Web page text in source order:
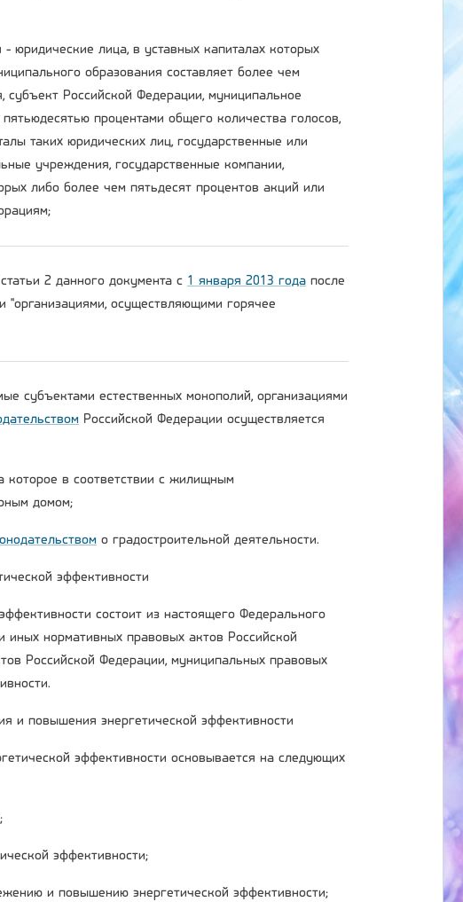
юридические лица, в уставных капиталах которых
образования составляет более чем
Российской Федерации, муниципальное
процентами общего количества голосов,
таких юридических лиц, государственные или
учреждения, государственные компании,
либо более чем пятьдесят процентов акций или
2 данного документа с 1 января 2013 года после
"организациями, осуществляющими горячее
субъектами естественных монополий, организациями
Российской Федерации осуществляется
которое в соответствии с жилищным
домом;
о градостроительной деятельности.
эффективности
состоит из настоящего Федерального
иных нормативных правовых актов Российской
Российской Федерации, муниципальных правовых
и повышения энергетической эффективности
эффективности основывается на следующих
эффективности;
и повышению энергетической эффективности;